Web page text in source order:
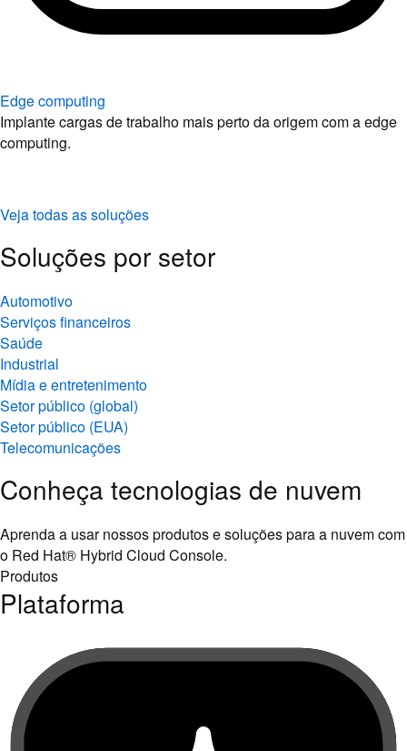
Edge computing
Implante cargas de trabalho mais perto da origem com a edge
computing.
Veja todas as soluções
Soluções por setor
Automotivo
Serviços financeiros
Saúde
Industrial
Mídia e entretenimento
Setor público (global)
Setor público (EUA)
Telecomunicações
Conheça tecnologias de nuvem
Aprenda a usar nossos produtos e soluções para a nuvem com
o Red Hat® Hybrid Cloud Console.
Produtos
Plataforma